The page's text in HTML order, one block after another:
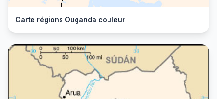
Carte régions Ouganda couleur